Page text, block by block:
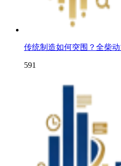
传统制造如何突围？全柴
591